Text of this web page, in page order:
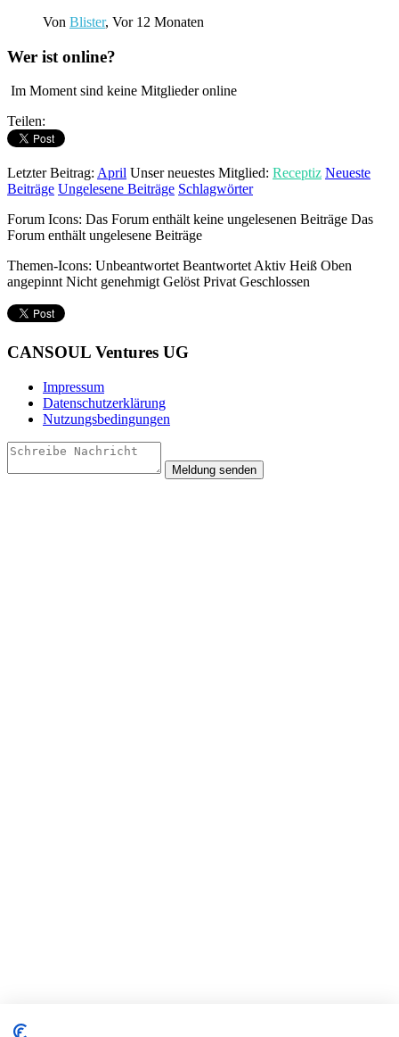
Von Blister, Vor 12 Monaten
Wer ist online?
Im Moment sind keine Mitglieder online
Teilen:
Letzter Beitrag: April Unser neuestes Mitglied: Receptiz Neueste
Beiträge Ungelesene Beiträge Schlagwörter
Forum Icons: Das Forum enthält keine ungelesenen Beiträge Das
Forum enthält ungelesene Beiträge
Themen-Icons: Unbeantwortet Beantwortet Aktiv Heiß Oben
angepinnt Nicht genehmigt Gelöst Privat Geschlossen
CANSOUL Ventures UG
Impressum
Datenschutzerklärung
Nutzungsbedingungen